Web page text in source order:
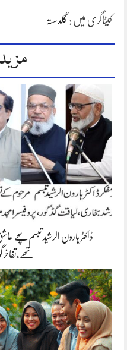
کیٹاگری میں : گلدستہ
ڈاکٹر ہارون الرشید تبسم سچے